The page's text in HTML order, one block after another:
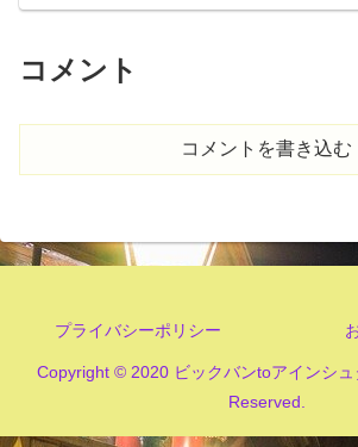
コメント
コメントを書き込む
プライバシーポリシー
Copyright © 2020 ビックバンtoアインシ
Reserved.